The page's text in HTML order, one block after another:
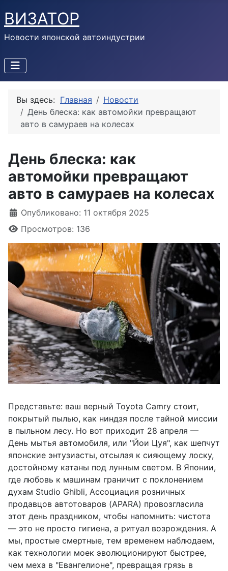
ВИЗАТОР
Новости японской автоиндустрии
Вы здесь: Главная
Новости
День блеска: как автомойки превращают
авто в самураев на колесах
День блеска: как
автомойки превращают
авто в самураев на колесах
Информация о материале
Опубликовано: 11 октября 2025
Просмотров: 136
Представьте: ваш верный Toyota Camry стоит,
покрытый пылью, как ниндзя после тайной миссии
в пыльном лесу. Но вот приходит 28 апреля —
День мытья автомобиля, или "Йои Цуя", как шепчут
японские энтузиасты, отсылая к сияющему лоску,
достойному катаны под лунным светом. В Японии,
где любовь к машинам граничит с поклонением
духам Studio Ghibli, Ассоциация розничных
продавцов автотоваров (APARA) провозгласила
этот день праздником, чтобы напомнить: чистота
— это не просто гигиена, а ритуал возрождения. А
мы, простые смертные, тем временем наблюдаем,
как технологии моек эволюционируют быстрее,
чем меха в "Евангелионе", превращая грязь в